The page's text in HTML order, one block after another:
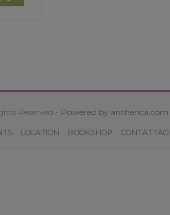
Reserved - Powered by antherica.com
LOCATION BOOKSHOP CONTATTACI